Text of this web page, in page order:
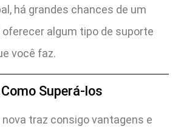
há grandes chances de um
oferecer algum tipo de suporte
você faz.
Superá-los
traz consigo vantagens e